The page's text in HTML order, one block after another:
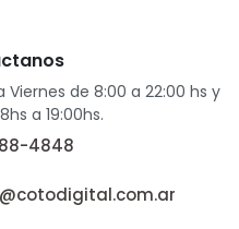
de 8:00 a 22:00 hs y
a 19:00hs.
4848